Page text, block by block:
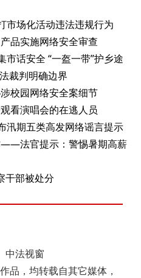
市场化活动违法违规行为
品实施网络安全审查
市话安全 “一盔一带”护乡途
裁判明确边界
校园网络安全案细节
看演唱会的在逃人员
汛期五类高发网络谣言提示
法官提示：警惕暑期高薪
干部被处分
中法视窗
品，均转载自其它媒体，